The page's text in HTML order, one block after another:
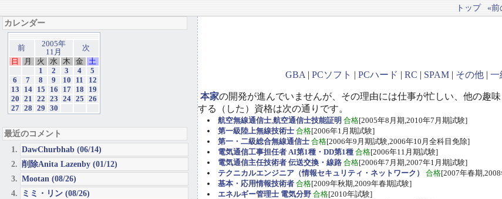
トップ «前
GBA | PCソフト | PCハード | RC | SPAM | その他 | 一
本家の開発が進んでいませんが、その理由には仕事が忙しい、他の趣
する（した）資格は次の通りです。
航空無線通信士,航空通信士技能証明 合格[2005年8月期,2010年7月期試験]
第一級陸上無線技術士 合格[2006年1月期試験]
第一・二級総合無線通信士 合格[2006年9月期試験,2006年10月全科目免除]
電気通信工事担任者 AI第1種・DD第1種 合格[2006年11月期試験]
電気通信主任技術者 伝送交換・線路 合格[2006年7月期,2007年1月期試験]
テクニカルエンジニア（情報セキュリティ・ネットワーク）
合格[2007年春期
基本・応用情報技術者 合格[2009年秋期,2009年春期試験]
エネルギー管理士 電気分野 合格[2010年試験]
カレンダー
前
2005年
11月
次
日
月 火 水 木 金
土
1
2 3 4
5
6
7 8 9 10 11
12
13
14 15 16 17 18
19
20
21 22 23 24 25
26
27 28 29 30
最近のコメント
DawChurbhab (06/14)
削除Anita Lazenby (01/12)
Mootan (08/26)
ミミ・リン (08/26)